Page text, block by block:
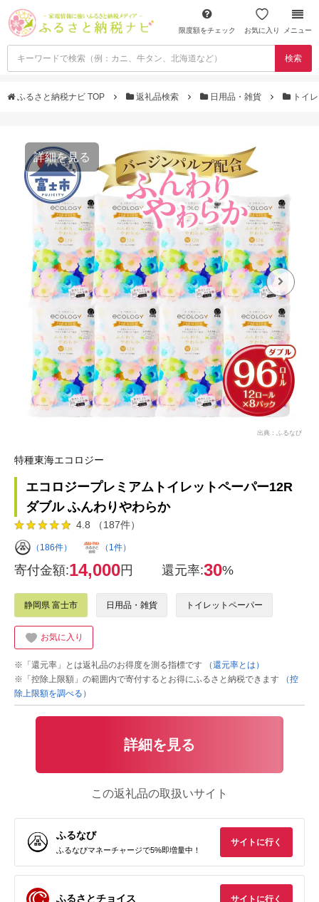
限度額をチェック お気に入り メニュー
検索
ふるさと納税ナビ TOP 返礼品検索 日用品・雑貨 トイ
詳細を見る
出典：ふるなび
特種東海エコロジー
エコロジープレミアムトイレットペーパー12R
ダブル ふんわりやわらか
4.8 （187件）
（186件） （1件）
寄付金額:14,000円 還元率:30%
静岡県 富士市 日用品・雑貨 トイレットペーパー
お気に入り
※「還元率」とは返礼品のお得度を測る指標です
（還元率とは）
※「控除上限額」の範囲内で寄付するとお得にふるさと納税できます
（控
除上限額を調べる）
詳細を見る
この返礼品の取扱いサイト
ふるなび
ふるなびマネーチャージで5%即増量中！
サイトに行く
ふるさとチョイス サイトに行く